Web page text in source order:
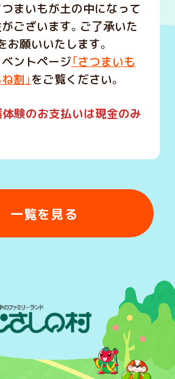
まいもが土の中になって
ございます。ご了承いた
お願いいたします。
ントページ「さつまいも
割」をご覧ください。
験のお支払いは現金のみ
一覧を見る